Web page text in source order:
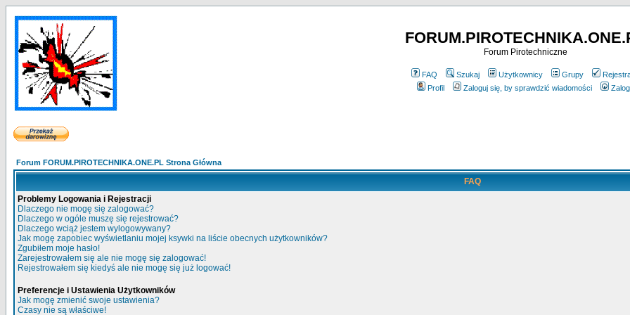
Forum Pirotechniczne
FAQ Szukaj Użytkownicy Grupy
Profil
Zaloguj się, by sprawdzić wiadomości
Forum FORUM.PIROTECHNIKA.ONE.PL Strona Główna
FAQ
Problemy Logowania i Rejestracji
Dlaczego nie mogę się zalogować?
Dlaczego w ogóle muszę się rejestrować?
Dlaczego wciąż jestem wylogowywany?
Jak mogę zapobiec wyświetlaniu mojej ksywki na liście obecnych użytkowników?
Zgubiłem moje hasło!
Zarejestrowałem się ale nie mogę się zalogować!
Rejestrowałem się kiedyś ale nie mogę się już logować!
Preferencje i Ustawienia Użytkowników
Jak mogę zmienić swoje ustawienia?
Czasy nie są właściwe!